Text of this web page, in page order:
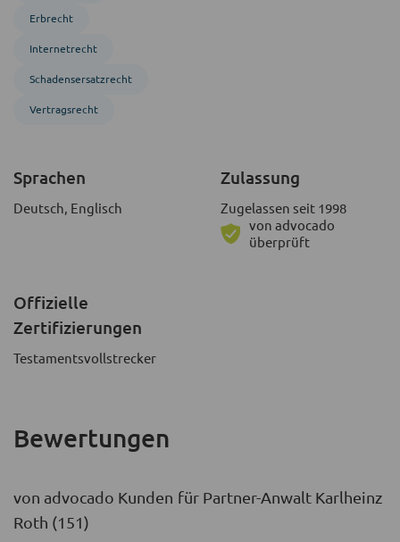
Erbrecht
Internetrecht
Schadensersatzrecht
Vertragsrecht
Sprachen
Deutsch, Englisch
Zulassung
Zugelassen seit 1998
von advocado
überprüft
Offizielle
Zertifizierungen
Testamentsvollstrecker
Bewertungen
von advocado Kunden für Partner-Anwalt Karlheinz
Roth (151)